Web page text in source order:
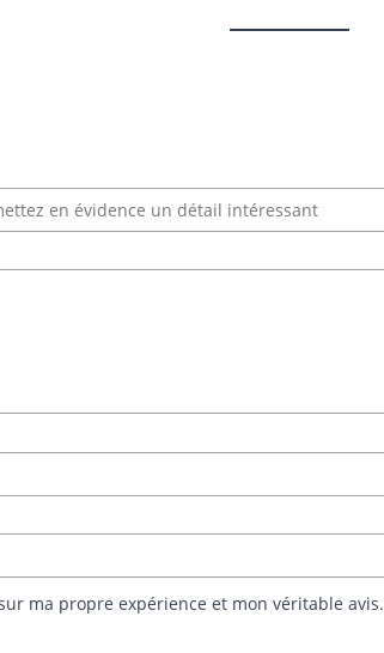
ma propre expérience et mon véritable avis.